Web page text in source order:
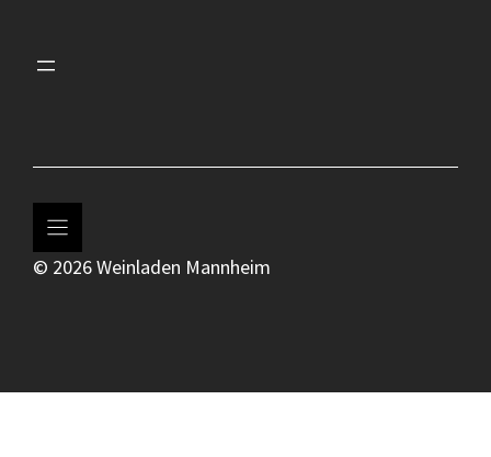
© 2026 Weinladen Mannheim